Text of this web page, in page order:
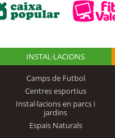
INSTAL·LACIONS
Camps de Futbol
Centres esportius
Instal·lacions en parcs i
jardins
Espais Naturals